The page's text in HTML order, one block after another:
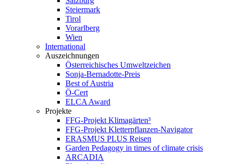
Steiermark
Tirol
Vorarlberg
Wien
International
Auszeichnungen
Österreichisches Umweltzeichen
Sonja-Bernadotte-Preis
Best of Austria
Ö-Cert
ELCA Award
Projekte
FFG-Projekt Klimagärten³
FFG-Projekt Kletterpflanzen-Navigator
ERASMUS PLUS Reisen
Garden Pedagogy in times of climate crisis
ARCADIA